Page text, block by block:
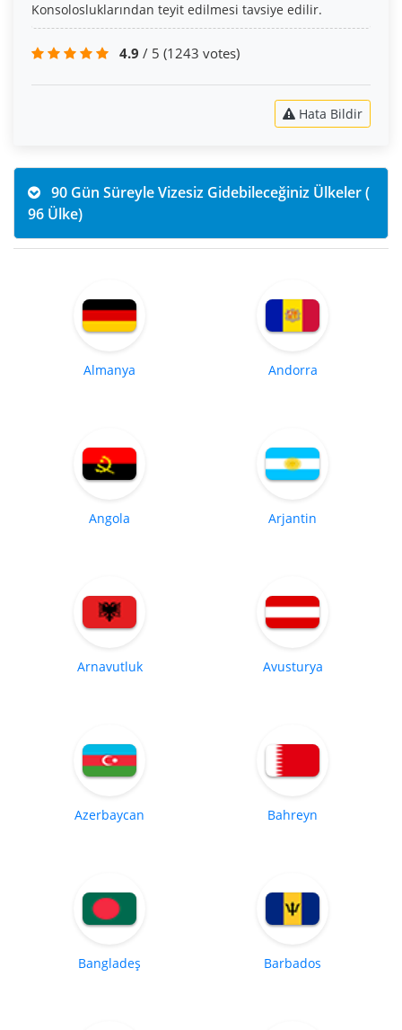
Konsolosluklarından teyit edilmesi tavsiye edilir.
4.9 / 5 (1243 votes)
Hata Bildir
96 Ülke)
Almanya Andorra
Angola Arjantin
Arnavutluk Avusturya
Azerbaycan Bahreyn
Bangladeş Barbados